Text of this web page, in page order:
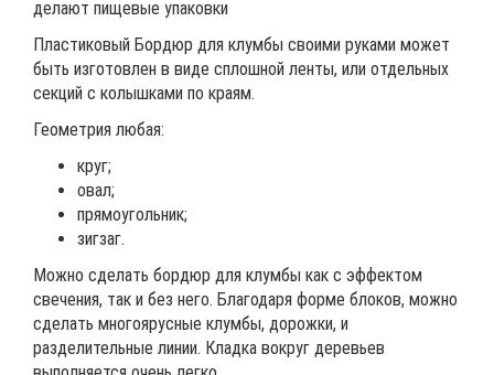
делают пищевые упаковки
Пластиковый Бордюр для клумбы своими руками может
быть изготовлен в виде сплошной ленты, или отдельных
секций с колышками по краям.
Геометрия любая:
круг;
овал;
прямоугольник;
зигзаг.
Можно сделать бордюр для клумбы как с эффектом
свечения, так и без него. Благодаря форме блоков, можно
сделать многоярусные клумбы, дорожки, и
разделительные линии. Кладка вокруг деревьев